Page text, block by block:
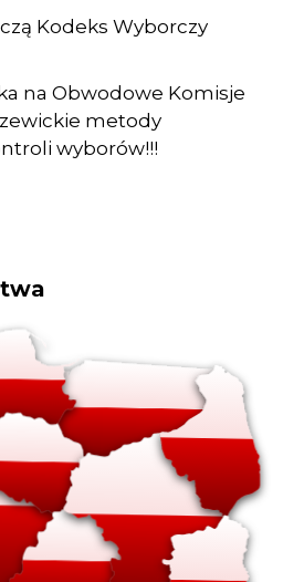
Kodeks Wyborczy
na Obwodowe Komisje
metody
wyborów!!!